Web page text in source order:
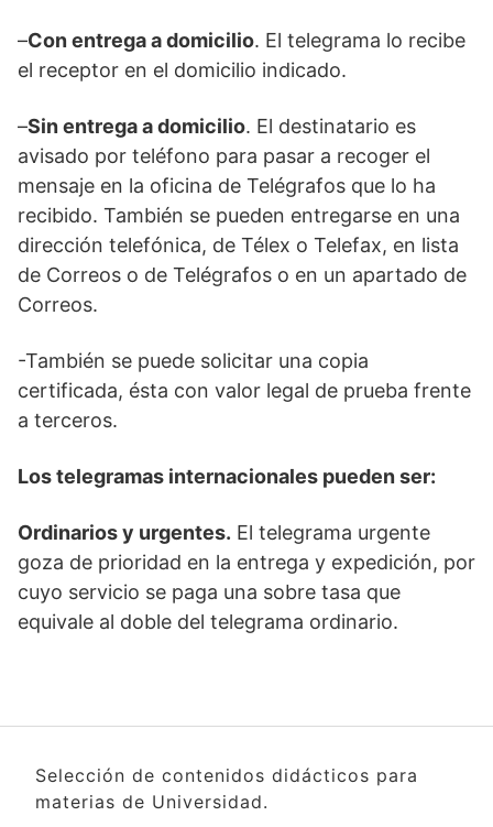
–Con entrega a domicilio. El telegrama lo recibe
el receptor en el domicilio indicado.
–Sin entrega a domicilio. El destinatario es
avisado por teléfono para pasar a recoger el
mensaje en la oficina de Telégrafos que lo ha
recibido. También se pueden entregarse en una
dirección telefónica, de Télex o Telefax, en lista
de Correos o de Telégrafos o en un apartado de
Correos.
-También se puede solicitar una copia
certificada, ésta con valor legal de prueba frente
a terceros.
Los telegramas internacionales pueden ser:
Ordinarios y urgentes. El telegrama urgente
goza de prioridad en la entrega y expedición, por
cuyo servicio se paga una sobre tasa que
equivale al doble del telegrama ordinario.
Selección de contenidos didácticos para
materias de Universidad.